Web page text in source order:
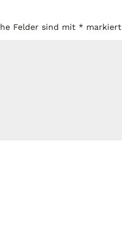
Felder sind mit *markiert